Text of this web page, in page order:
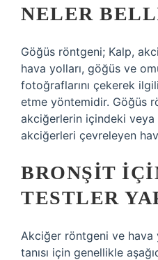
NELER
Göğüs röntgeni; Kalp,
hava yolları, göğüs ve
fotoğraflarını çekerek
etme yöntemidir. Göğüs
akciğerlerin içindeki veya
akciğerleri çevreleyen
BRONŞIT
TESTLER
Akciğer röntgeni ve hava
tanısı için genellikle